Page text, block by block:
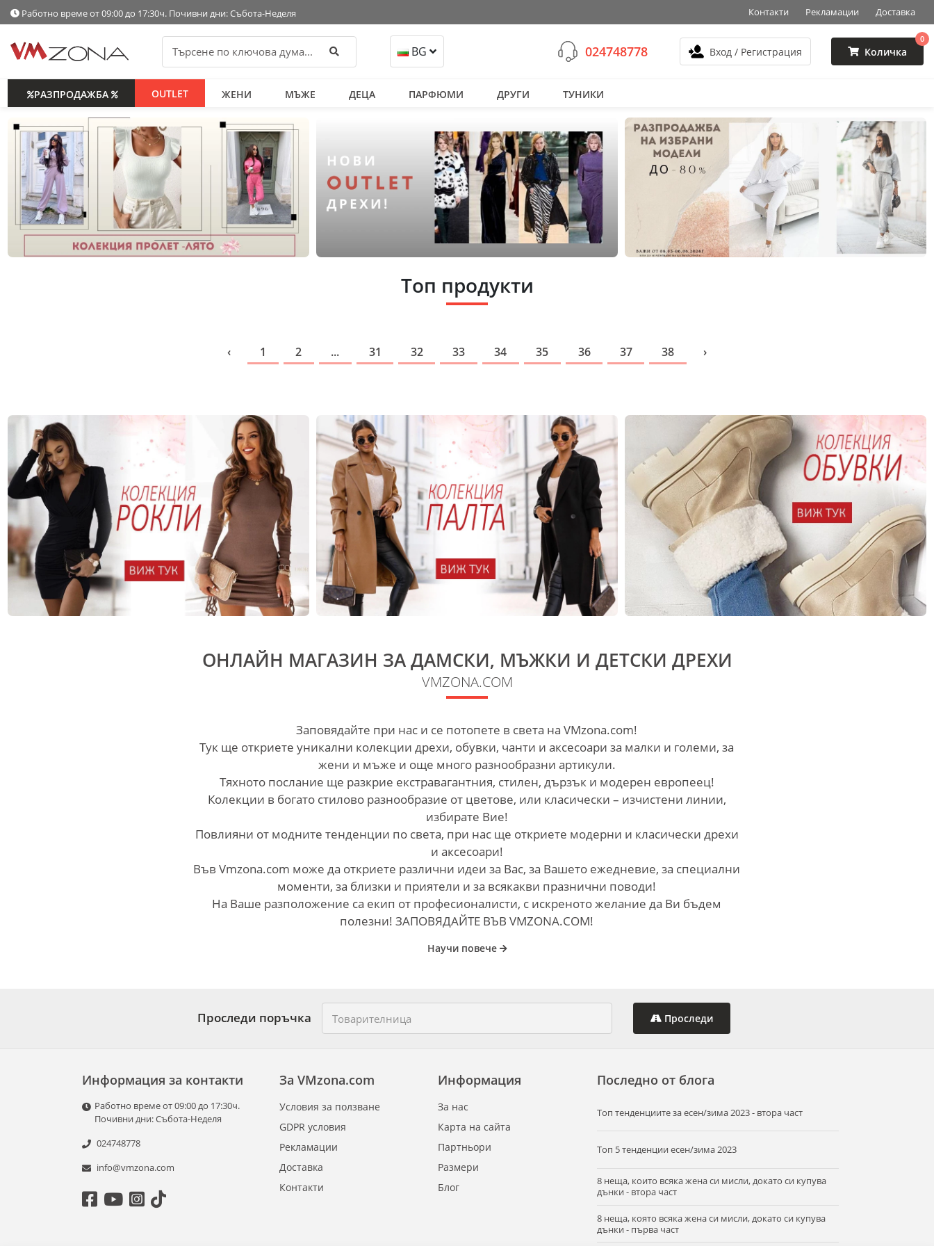
Работно време от 09:00 до 17:30ч. Почивни дни: Събота-Неделя Контакти Рекламации Доставка
Търси BG 024748778 Вход / Регистрация Количка
0
РАЗПРОДАЖБА OUTLET ЖЕНИ МЪЖЕ ДЕЦА ПАРФЮМИ ДРУГИ ТУНИКИ
Топ продукти
‹ 1 2 ... 31 32 33 34 35 36 37 38 ›
ОНЛАЙН МАГАЗИН ЗА ДАМСКИ, МЪЖКИ И ДЕТСКИ ДРЕХИ
VMZONA.COM
Заповядайте при нас и се потопете в света на VMzona.com!
Tук ще откриете уникални колекции дрехи, обувки, чанти и аксесоари за малки и големи, за
жени и мъже и още много разнообразни артикули.
Тяхното послание ще разкрие екстравагантния, стилен, дързък и модерен европеец!
Колекции в богато стилово разнообразие от цветове, или класически – изчистени линии,
избирате Вие!
Повлияни от модните тенденции по света, при нас ще откриете модерни и класически дрехи
и аксесоари!
Във Vmzona.com може да откриете различни идеи за Вас, за Вашето ежедневие, за специални
моменти, за близки и приятели и за всякакви празнични поводи!
На Ваше разположение са екип от професионалисти, с искреното желание да Ви бъдем
полезни! ЗАПОВЯДАЙТЕ ВЪВ VMZONA.COM!
Научи повече
Проследи поръчка Проследи
Информация за контакти
Работно време от 09:00 до 17:30ч.
Почивни дни: Събота-Неделя
024748778
info@vmzona.com
Информация
За нас
Карта на сайта
Партньори
Размери
Блог
За VMzona.com
Условия за ползване
GDPR условия
Рекламации
Доставка
Контакти
Последно от блога
Tоп тенденциите за есен/зима 2023 - втора част
Топ 5 тенденции есен/зима 2023
8 неща, които всяка жена си мисли, докато си купува
дънки - втора част
8 неща, която всяка жена си мисли, докато си купува
дънки - първа част